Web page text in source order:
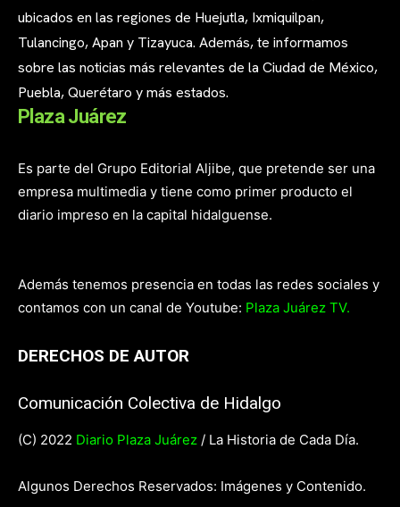
ubicados en las regiones de Huejutla, Ixmiquilpan,
Tulancingo, Apan y Tizayuca. Además, te informamos
sobre las noticias más relevantes de la Ciudad de México,
Puebla, Querétaro y más estados.
Plaza Juárez
Es parte del Grupo Editorial Aljibe, que pretende ser una
empresa multimedia y tiene como primer producto el
diario impreso en la capital hidalguense.
Además tenemos presencia en todas las redes sociales y
contamos con un canal de Youtube: Plaza Juárez TV.
DERECHOS DE AUTOR
Comunicación Colectiva de Hidalgo
(C) 2022 Diario Plaza Juárez / La Historia de Cada Día.
Algunos Derechos Reservados: Imágenes y Contenido.